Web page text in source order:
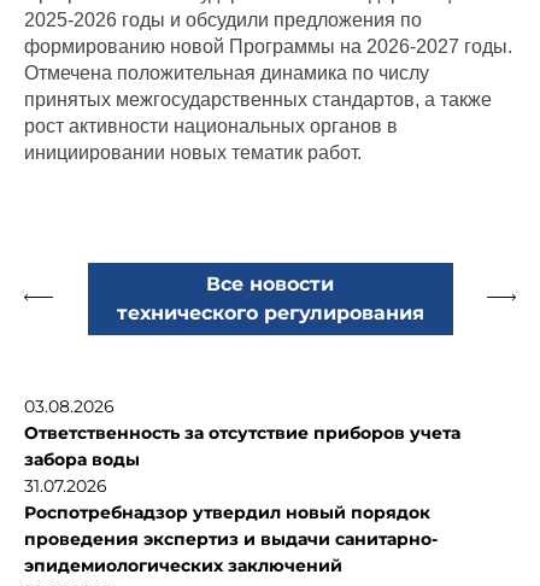
2025-2026 годы и обсудили предложения по
формированию новой Программы на 2026-2027 годы.
Отмечена положительная динамика по числу
принятых межгосударственных стандартов, а также
рост активности национальных органов в
инициировании новых тематик работ.
Все новости
технического регулирования
03.08.2026
Ответственность за отсутствие приборов учета
забора воды
31.07.2026
Роспотребнадзор утвердил новый порядок
проведения экспертиз и выдачи санитарно-
эпидемиологических заключений